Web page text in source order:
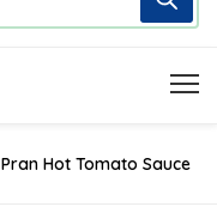
Pran Hot Tomato Sauce